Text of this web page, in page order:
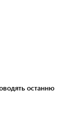
останню